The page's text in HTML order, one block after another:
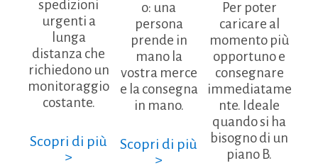
spedizioni
urgenti a
lunga
distanza che
richiedono un
monitoraggio
costante.
Scopri di più
>
o: una
persona
prende in
mano la
vostra merce
e la consegna
in mano.
Scopri di più
>
Per poter
caricare al
momento più
opportuno e
consegnare
immediatame
nte. Ideale
quando si ha
bisogno di un
piano B.